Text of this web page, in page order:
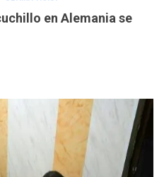
en Alemania se